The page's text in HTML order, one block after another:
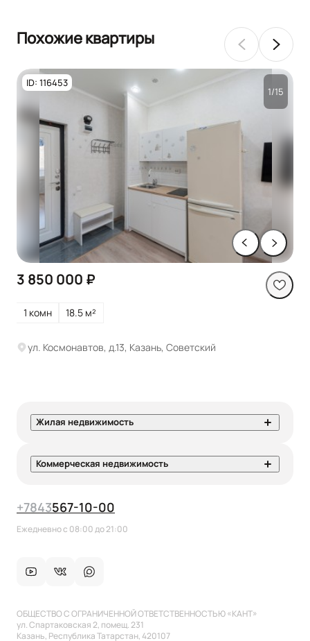
Похожие квартиры
ID: 116453
1/15
3 850 000 ₽
1 комн 18.5 м²
ул. Космонавтов, д.13, Казань, Советский
Жилая недвижимость
Коммерческая недвижимость
+7843567-10-00
Ежедневно с 08:00 до 21:00
ОБЩЕСТВО С ОГРАНИЧЕННОЙ ОТВЕТСТВЕННОСТЬЮ «КАНТ»
ул. Спартаковская 2, помещ. 231
Казань, Республика Татарстан, 420107